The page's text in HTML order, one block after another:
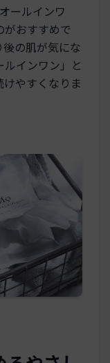
ールインワ
おすすめで
の肌が気にな
インワン」と
やすくなりま